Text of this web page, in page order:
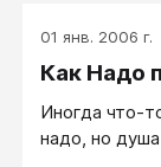
01 янв. 2006 г.
Как Надо
Иногда что-
надо, но